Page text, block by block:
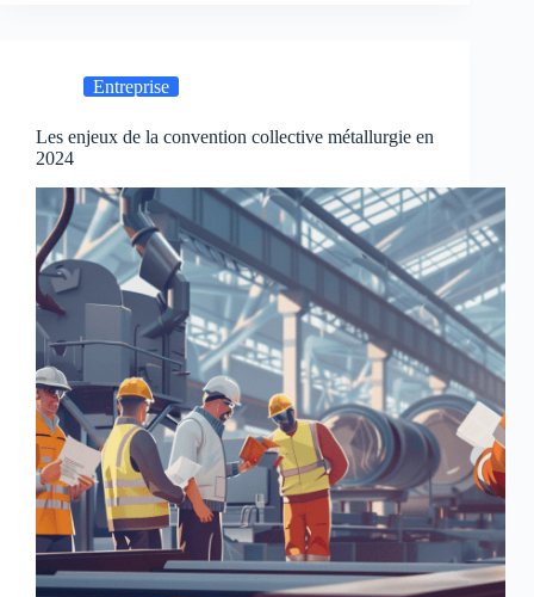
Entreprise
Les enjeux de la convention collective métallurgie en
2024